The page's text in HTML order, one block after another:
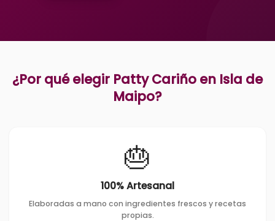
¿Por qué elegir Patty Cariño en Isla de
Maipo?
🎂
100% Artesanal
Elaboradas a mano con ingredientes frescos y recetas
propias.